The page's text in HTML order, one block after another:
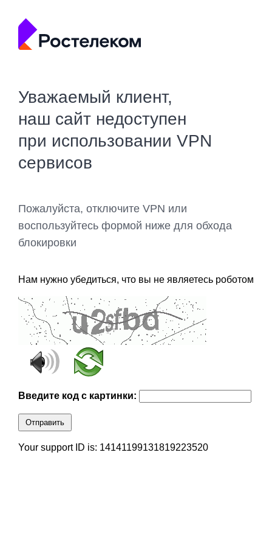
Уважаемый клиент,
наш сайт недоступен
при использовании VPN
сервисов
Пожалуйста, отключите VPN или
воспользуйтесь формой ниже для обхода
блокировки
Нам нужно убедиться, что вы не являетесь роботом
Введите код с картинки:
Отправить
Your support ID is: 14141199131819223520